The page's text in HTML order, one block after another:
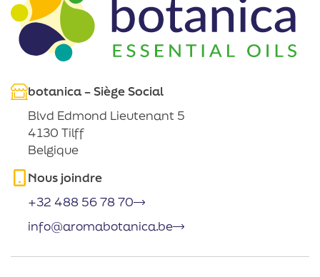
botanica – Siège Social
Blvd Edmond Lieutenant 5
4130 Tilff
Belgique
Nous joindre
+32 488 56 78 70
info@aromabotanica.be